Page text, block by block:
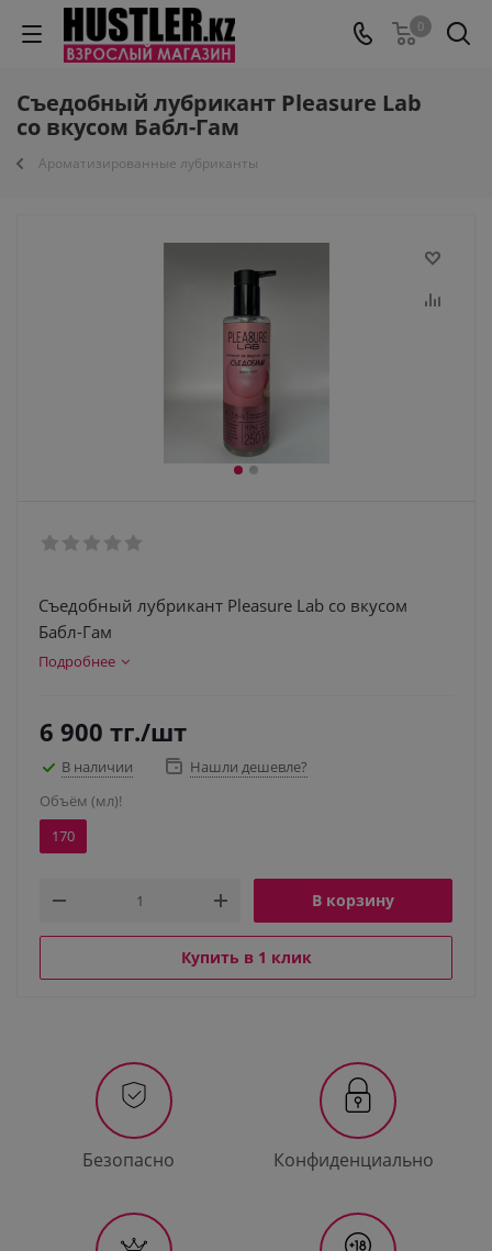
0
Съедобный лубрикант Pleasure Lab
со вкусом Бабл-Гам
Ароматизированные лубриканты
Съедобный лубрикант Pleasure Lab со вкусом
Бабл-Гам
Подробнее
6 900 тг./шт
В наличии
Нашли дешевле?
Объём (мл)!
170
В корзину
Купить в 1 клик
Безопасно Конфиденциально